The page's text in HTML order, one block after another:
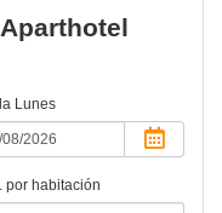
Lunes
por habitación